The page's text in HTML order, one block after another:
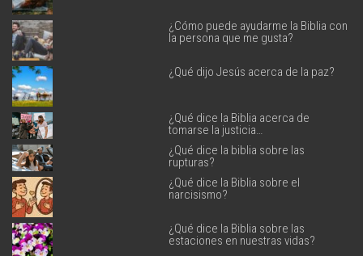
¿Cómo puede ayudarme la Biblia con
la persona que me gusta?
¿Qué dijo Jesús acerca de la paz?
¿Qué dice la Biblia acerca de
tomarse la justicia…
¿Qué dice la biblia sobre las
rupturas?
¿Qué dice la Biblia sobre el
narcisismo?
¿Qué dice la Biblia sobre las
estaciones en nuestras vidas?